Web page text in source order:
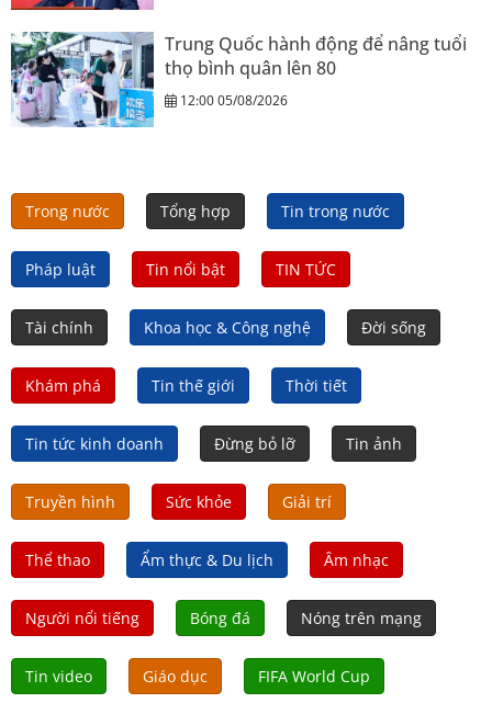
Trung Quốc hành động để nâng tuổi
thọ bình quân lên 80
12:00 05/08/2026
Trong nước Tổng hợp Tin trong nước
Pháp luật Tin nổi bật TIN TỨC
Tài chính Khoa học & Công nghệ Đời sống
Khám phá Tin thế giới Thời tiết
Tin tức kinh doanh Đừng bỏ lỡ Tin ảnh
Truyền hình Sức khỏe Giải trí
Thể thao Ẩm thực & Du lịch Âm nhạc
Người nổi tiếng Bóng đá Nóng trên mạng
Tin video Giáo dục FIFA World Cup